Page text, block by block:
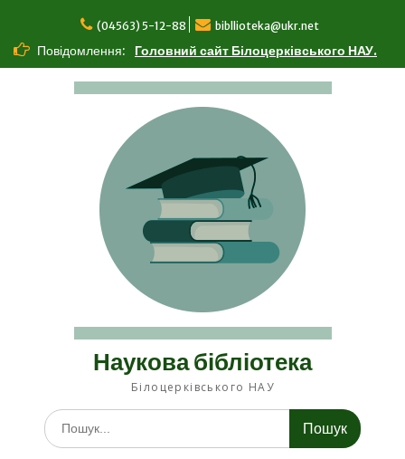
вмісту
(04563) 5-12-88 bibllioteka@ukr.net
Повідомлення: Головний сайт Білоцерківського НАУ.
Наукова бібліотека
Білоцерківського НАУ
Шукати: